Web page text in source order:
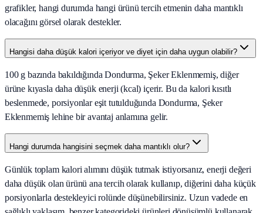
grafikler, hangi durumda hangi ürünü tercih etmenin daha mantıklı
olacağını görsel olarak destekler.
Hangisi daha düşük kalori içeriyor ve diyet için daha uygun olabilir?
100 g bazında bakıldığında Dondurma, Şeker Eklenmemiş, diğer
ürüne kıyasla daha düşük enerji (kcal) içerir. Bu da kalori kısıtlı
beslenmede, porsiyonlar eşit tutulduğunda Dondurma, Şeker
Eklenmemiş lehine bir avantaj anlamına gelir.
Hangi durumda hangisini seçmek daha mantıklı olur?
Günlük toplam kalori alımını düşük tutmak istiyorsanız, enerji değeri
daha düşük olan ürünü ana tercih olarak kullanıp, diğerini daha küçük
porsiyonlarla destekleyici rolünde düşünebilirsiniz. Uzun vadede en